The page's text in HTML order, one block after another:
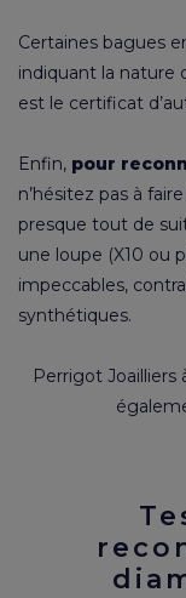
Certaines bagues
indiquant la nature
est le certificat
Enfin, pour
n’hésitez pas à
presque tout de
une loupe (X10 ou
impeccables,
synthétiques.
Perrigot Joailliers